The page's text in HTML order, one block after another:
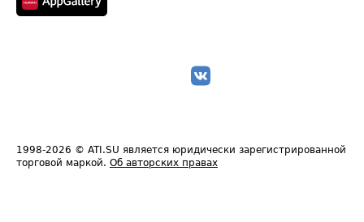
1998-2026 © ATI.SU является юридически зарегистрированной
торговой маркой. Об авторских правах